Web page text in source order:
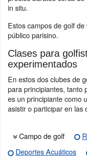
in situ.
Estos campos de golf
público parisino.
Clases para
experimentados
En estos dos clubes de
para principiantes, tanto
es un principiante como
asistir o participar en las
Campo de golf
Deportes Acuáticos